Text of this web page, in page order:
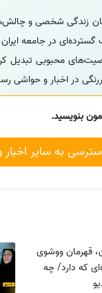
زندگی شخصی و
در جامعه
محبوبی تبدیل
در اخبار و حواشی
بنویسید.
به سایر
قهرمان ووشوی
که دارد/ چه